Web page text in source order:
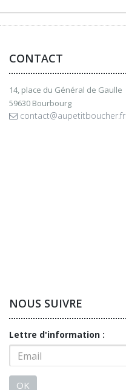
CONTACT
14, place du Général de Gaulle
59630 Bourbourg
contact@aupetitboucher.fr
NOUS SUIVRE
Lettre d'information :
OK